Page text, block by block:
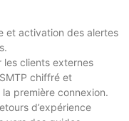
et activation des alertes
les clients externes
chiffré et
première connexion.
d’expérience